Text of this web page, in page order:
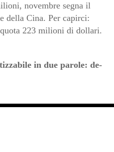
novembre segna il
della Cina. Per capirci:
223 milioni di dollari.
in due parole: de-